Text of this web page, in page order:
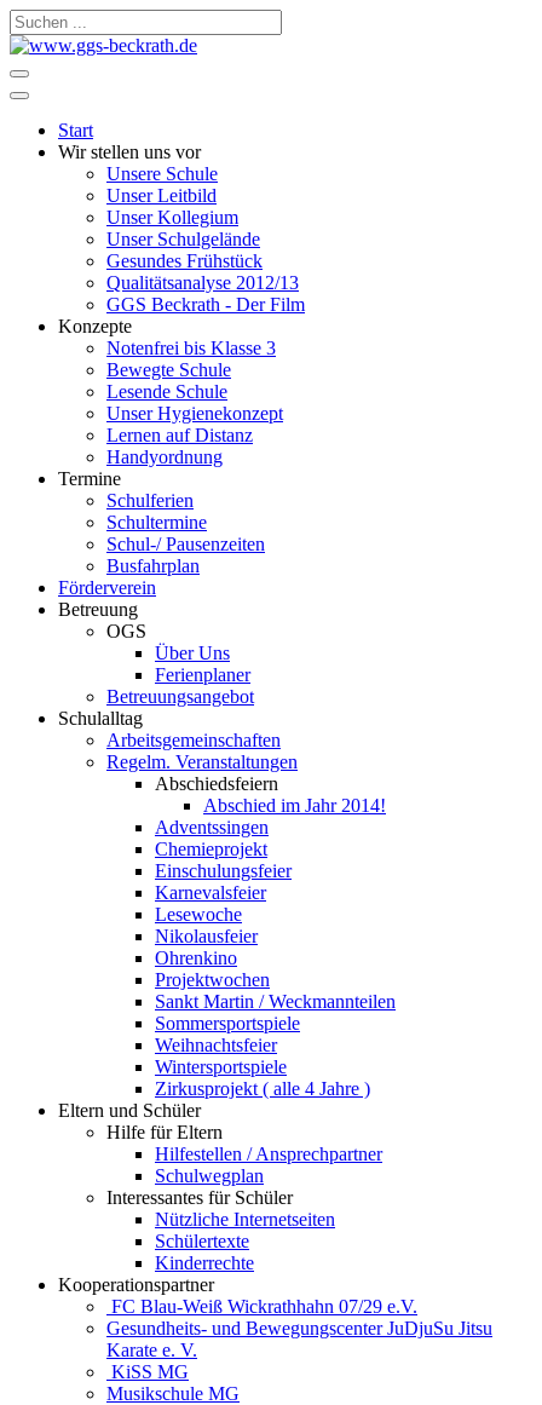
Start
Wir stellen uns vor
Unsere Schule
Unser Leitbild
Unser Kollegium
Unser Schulgelände
Gesundes Frühstück
Qualitätsanalyse 2012/13
GGS Beckrath - Der Film
Konzepte
Notenfrei bis Klasse 3
Bewegte Schule
Lesende Schule
Unser Hygienekonzept
Lernen auf Distanz
Handyordnung
Termine
Schulferien
Schultermine
Schul-/ Pausenzeiten
Busfahrplan
Förderverein
Betreuung
OGS
Über Uns
Ferienplaner
Betreuungsangebot
Schulalltag
Arbeitsgemeinschaften
Regelm. Veranstaltungen
Abschiedsfeiern
Abschied im Jahr 2014!
Adventssingen
Chemieprojekt
Einschulungsfeier
Karnevalsfeier
Lesewoche
Nikolausfeier
Ohrenkino
Projektwochen
Sankt Martin / Weckmannteilen
Sommersportspiele
Weihnachtsfeier
Wintersportspiele
Zirkusprojekt ( alle 4 Jahre )
Eltern und Schüler
Hilfe für Eltern
Hilfestellen / Ansprechpartner
Schulwegplan
Interessantes für Schüler
Nützliche Internetseiten
Schülertexte
Kinderrechte
Kooperationspartner
FC Blau-Weiß Wickrathhahn 07/29 e.V.
Gesundheits- und Bewegungscenter JuDjuSu Jitsu
Karate e. V.
KiSS MG
Musikschule MG